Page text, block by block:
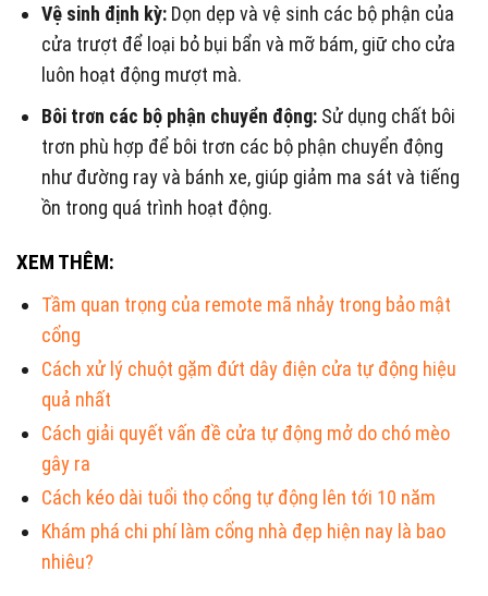
Vệ sinh định kỳ: Dọn dẹp và vệ sinh các bộ phận của
cửa trượt để loại bỏ bụi bẩn và mỡ bám, giữ cho cửa
luôn hoạt động mượt mà.
Bôi trơn các bộ phận chuyển động: Sử dụng chất bôi
trơn phù hợp để bôi trơn các bộ phận chuyển động
như đường ray và bánh xe, giúp giảm ma sát và tiếng
ồn trong quá trình hoạt động.
XEM THÊM:
Tầm quan trọng của remote mã nhảy trong bảo mật
cổng
Cách xử lý chuột gặm đứt dây điện cửa tự động hiệu
quả nhất
Cách giải quyết vấn đề cửa tự động mở do chó mèo
gây ra
Cách kéo dài tuổi thọ cổng tự động lên tới 10 năm
Khám phá chi phí làm cổng nhà đẹp hiện nay là bao
nhiêu?